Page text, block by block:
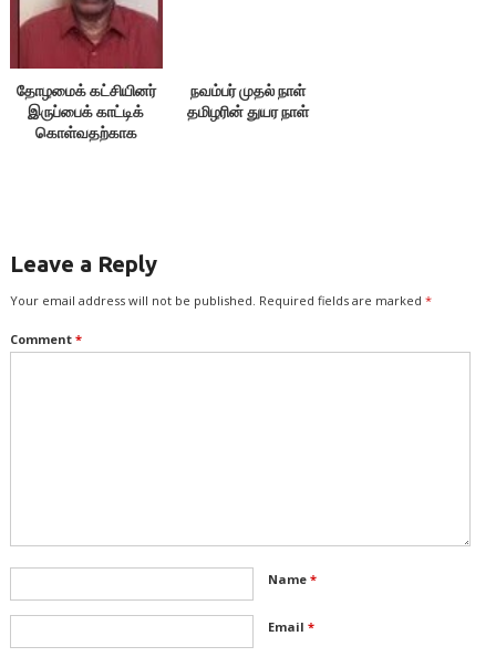
தோழமைக் கட்சியினர்
இருப்பைக் காட்டிக்
கொள்வதற்காக
நவம்பர் முதல் நாள்
தமிழரின் துயர நாள்
Leave a Reply
Your email address will not be published. Required fields are marked *
Comment *
Name *
Email *